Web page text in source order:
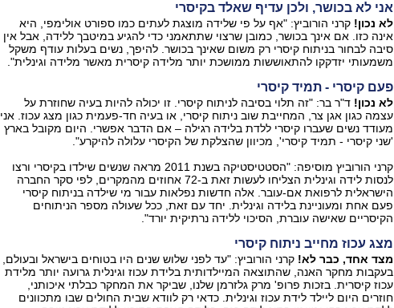
אני לא בכושר, ולכן עדיף שאלד בקיסרי
לא נכון! קרני הורוביץ: "אף על פי שלידה מוצגת לעתים כמו ספורט אולימפי, היא
אינה כזו. אם אינך בכושר, כמובן שרצוי שתתאמני כדי להגיע במיטבך ללידה, אבל אין
סיבה לבחור בניתוח קיסרי רק משום שאינך בכושר. להיפך, נשים בעלות עודף משקל
משמעותי יזדקקו להתאוששות ממושכת יותר מלידה קיסרית מאשר מלידה וגינלית".
פעם קיסרי - תמיד קיסרי
לא נכון! ד"ר בר: "זה תלוי בסיבה לניתוח קיסרי. זו יכולה להיות בעיה שחוזרת על
עצמה כגון אגן צר, המחייבת שוב ניתוח קיסרי, או בעיה חד-פעמית כגון מצג עכוז. אני
מעודד נשים שעברו קיסרי ללדת בלידה רגילה – אם הדבר אפשרי. היום מקובל בארץ
'שני קיסרי - תמיד קיסרי', מכיוון שהצלקת של הקיסרי עלולה להיקרע".
קרני הורוביץ מוסיפה: "הסטטיסטיקה בשנת 2011 מראה שנשים שילדו בקיסרי ורצו
לנסות לידה וגינלית הצליחו לעשות זאת ב-72 אחוזים מהמקרים, לפי סקר החברה
הישראלית לרפואת אם-עובר. אלה חדשות נפלאות עבור מי שילדה בניתוח קיסרי
פעם אחת ומעוניינת בלידה וגינלית. יחד עם זאת, ככל שעולה מספר הניתוחים
הקיסריים שאישה עוברת, הסיכוי ללידה נרתיקית יורד".
מצג עכוז מחייב ניתוח קיסרי
מצד אחד, כבר לא! קרני הורוביץ: "עד לפני שלוש שנים היו בטוחים בישראל ובעולם,
בעקבות מחקר האנה, שהתוצאה המיילדותית בלידת עכוז וגינלית גרועה יותר מלידת
עכוז קיסרית. בזכות פרופ' מרק גלזרמן שלנו, שביקר את המחקר כבלתי איכותני,
חוזרים היום ליילד לידת עכוז וגינלית. כדאי רק לוודא שבית החולים שבו מתכוונים